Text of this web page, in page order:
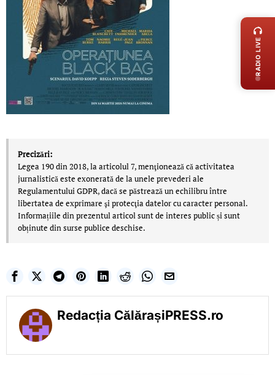
Precizări:
Legea 190 din 2018, la articolul 7, menţionează că activitatea
jurnalistică este exonerată de la unele prevederi ale
Regulamentului GDPR, dacă se păstrează un echilibru între
libertatea de exprimare şi protecţia datelor cu caracter personal.
Informațiile din prezentul articol sunt de interes public și sunt
obținute din surse publice deschise.
Redacția CălărașiPRESS.ro
RADIO LIVE